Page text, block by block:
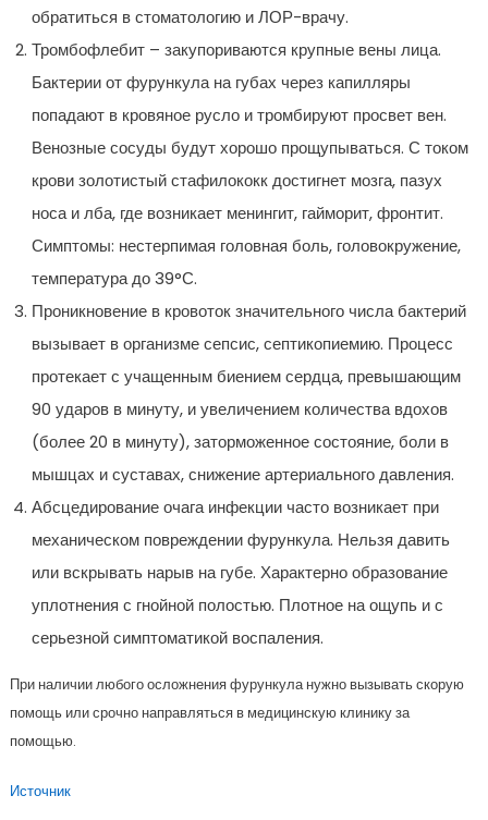
обратиться в стоматологию и ЛОР-врачу.
Тромбофлебит – закупориваются крупные вены лица.
Бактерии от фурункула на губах через капилляры
попадают в кровяное русло и тромбируют просвет вен.
Венозные сосуды будут хорошо прощупываться. С током
крови золотистый стафилококк достигнет мозга, пазух
носа и лба, где возникает менингит, гайморит, фронтит.
Симптомы: нестерпимая головная боль, головокружение,
температура до 39°С.
Проникновение в кровоток значительного числа бактерий
вызывает в организме сепсис, септикопиемию. Процесс
протекает с учащенным биением сердца, превышающим
90 ударов в минуту, и увеличением количества вдохов
(более 20 в минуту), заторможенное состояние, боли в
мышцах и суставах, снижение артериального давления.
Абсцедирование очага инфекции часто возникает при
механическом повреждении фурункула. Нельзя давить
или вскрывать нарыв на губе. Характерно образование
уплотнения с гнойной полостью. Плотное на ощупь и с
серьезной симптоматикой воспаления.
При наличии любого осложнения фурункула нужно вызывать скорую
помощь или срочно направляться в медицинскую клинику за
помощью.
Источник